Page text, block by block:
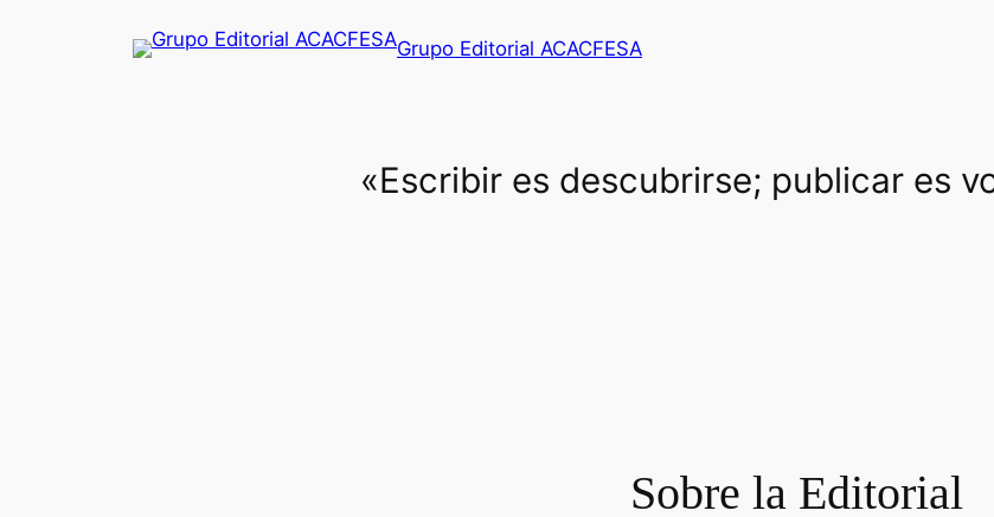
Grupo Editorial ACACFESA
«Escribir es descubrirse; publicar es
Sobre la Editorial